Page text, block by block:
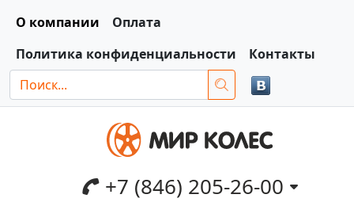
О компании
Оплата
Политика конфиденциальности
Контакты
+7 (846) 205-26-00